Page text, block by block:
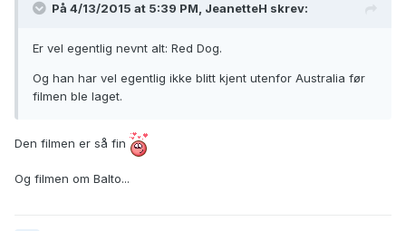
På 4/13/2015 at 5:39 PM, JeanetteH skrev:
Er vel egentlig nevnt alt: Red Dog.
Og han har vel egentlig ikke blitt kjent utenfor Australia før
filmen ble laget.
Den filmen er så fin
Og filmen om Balto...